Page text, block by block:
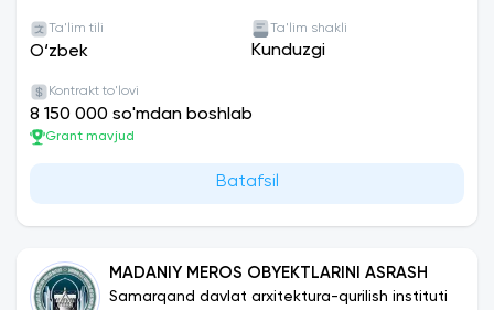
Ta'lim tili
O‘zbek
Ta'lim shakli
Kunduzgi
Kontrakt to'lovi
8 150 000 so'mdan boshlab
Grant mavjud
Batafsil
MADANIY MEROS OBYEKTLARINI ASRASH
Samarqand davlat arxitektura-qurilish instituti